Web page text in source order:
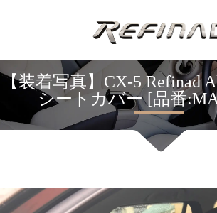
【装着写真】CX-5 Refinad
シートカバー [品番